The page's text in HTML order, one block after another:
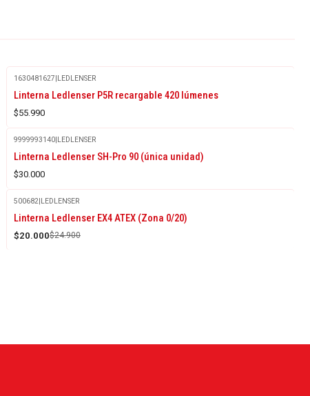
1630481627|LEDLENSER
Linterna Ledlenser P5R recargable 420 lúmenes
$55.990
9999993140|LEDLENSER
Linterna Ledlenser SH-Pro 90 (única unidad)
$30.000
-20%
OFF
500682|LEDLENSER
Linterna Ledlenser EX4 ATEX (Zona 0/20)
$20.000$24.900